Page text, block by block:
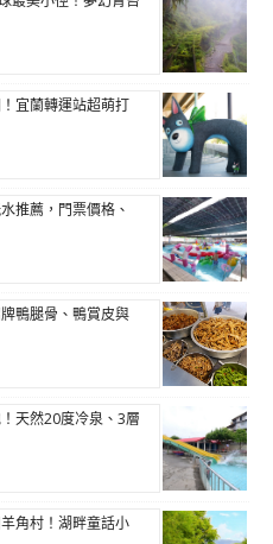
宜蘭轉運站超萌打
推薦，門票價格、
鴨腿骨、鴨賞皮與
天然20度冷泉、3層
角村！湖畔童話小